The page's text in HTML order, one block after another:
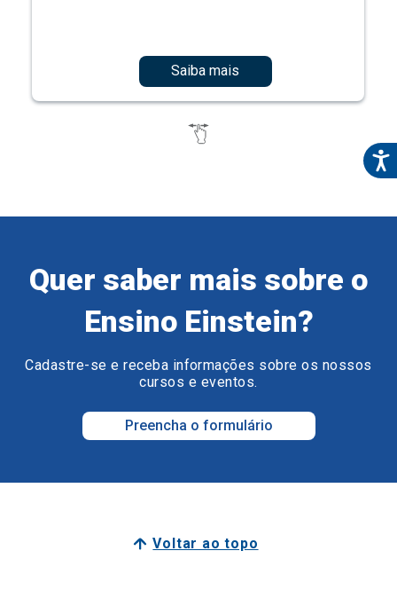
Saiba mais
Quer saber mais sobre o
Ensino Einstein?
Cadastre-se e receba informações sobre os nossos
cursos e eventos.
Preencha o formulário
Voltar ao topo